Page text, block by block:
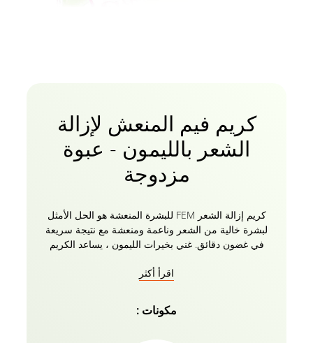
كريم فيم المنعش لإزالة
الشعر بالليمون - عبوة
مزدوجة
كريم إزالة الشعر FEM للبشرة المنعشة هو الحل الأمثل
لبشرة خالية من الشعر وناعمة ومنعشة مع نتيجة سريعة
في غضون دقائق. غني بخيرات الليمون ، يساعد الكريم
غني بفيتامين C وحمض الستريك ، لذلك يمكن أن يساعد
يساعد الليمون الموجود في الكريم على عكس الاسمرار
وتفتيح البقع الداكنة وبالتالي إعطاء بشرة متوهجة وخالية
اقرأ أكثر
مكونات :